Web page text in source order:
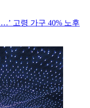
고령 가구 40% 노후